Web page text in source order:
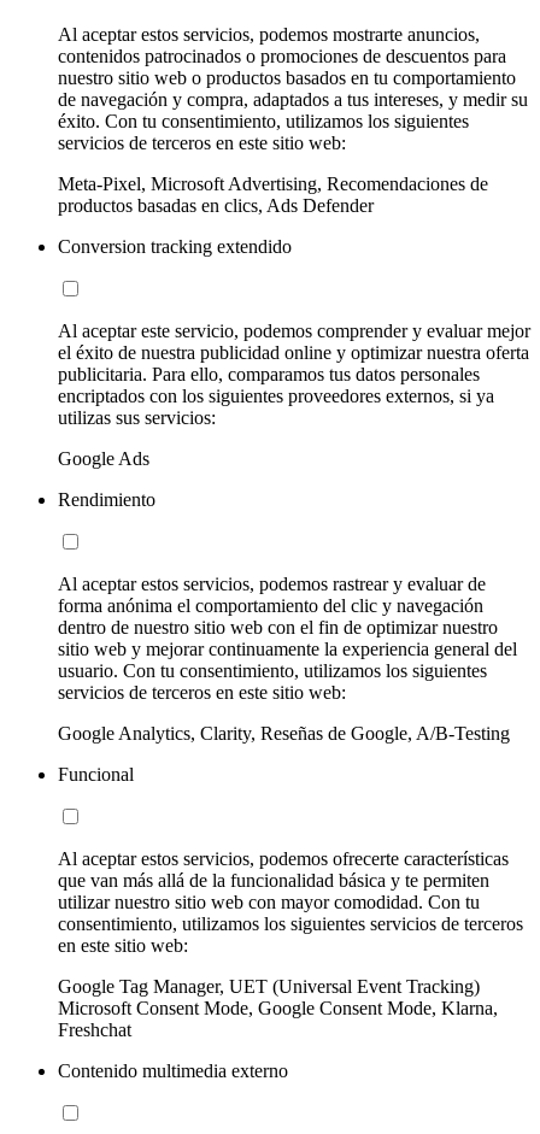
Al aceptar estos servicios, podemos mostrarte anuncios,
contenidos patrocinados o promociones de descuentos para
nuestro sitio web o productos basados en tu comportamiento
de navegación y compra, adaptados a tus intereses, y medir su
éxito. Con tu consentimiento, utilizamos los siguientes
servicios de terceros en este sitio web:
Meta-Pixel, Microsoft Advertising, Recomendaciones de
productos basadas en clics, Ads Defender
Conversion tracking extendido
Al aceptar este servicio, podemos comprender y evaluar mejor
el éxito de nuestra publicidad online y optimizar nuestra oferta
publicitaria. Para ello, comparamos tus datos personales
encriptados con los siguientes proveedores externos, si ya
utilizas sus servicios:
Google Ads
Rendimiento
Al aceptar estos servicios, podemos rastrear y evaluar de
forma anónima el comportamiento del clic y navegación
dentro de nuestro sitio web con el fin de optimizar nuestro
sitio web y mejorar continuamente la experiencia general del
usuario. Con tu consentimiento, utilizamos los siguientes
servicios de terceros en este sitio web:
Google Analytics, Clarity, Reseñas de Google, A/B-Testing
Funcional
Al aceptar estos servicios, podemos ofrecerte características
que van más allá de la funcionalidad básica y te permiten
utilizar nuestro sitio web con mayor comodidad. Con tu
consentimiento, utilizamos los siguientes servicios de terceros
en este sitio web:
Google Tag Manager, UET (Universal Event Tracking)
Microsoft Consent Mode, Google Consent Mode, Klarna,
Freshchat
Contenido multimedia externo